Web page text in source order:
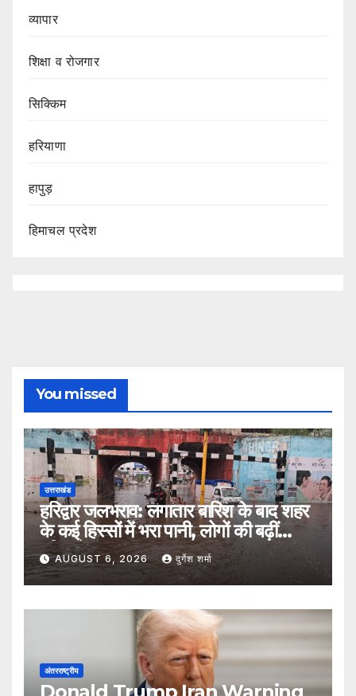
व्यापार
शिक्षा व रोजगार
सिक्किम
हरियाणा
हापुड़
हिमाचल प्रदेश
You missed
उत्तराखंड
हरिद्वार जलभराव: लगातार बारिश के बाद शहर
के कई हिस्सों में भरा पानी, लोगों की बढ़ीं
मुश्किलें
AUGUST 6, 2026 दुर्गेश शर्मा
अंतरराष्ट्रीय
Donald Trump Iran Warning